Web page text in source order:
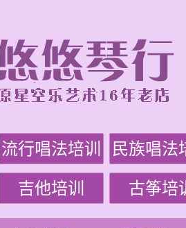
流行唱法培训 民族唱法
吉他培训 古筝培